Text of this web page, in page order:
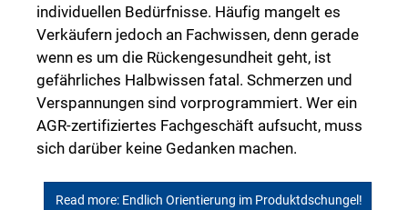
individuellen Bedürfnisse. Häufig mangelt es
Verkäufern jedoch an Fachwissen, denn gerade
wenn es um die Rückengesundheit geht, ist
gefährliches Halbwissen fatal. Schmerzen und
Verspannungen sind vorprogrammiert. Wer ein
AGR-zertifiziertes Fachgeschäft aufsucht, muss
sich darüber keine Gedanken machen.
Read more: Endlich Orientierung im Produktdschungel!